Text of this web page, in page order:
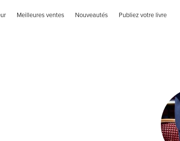
Meilleures ventes Nouveautés Publiez votre livre